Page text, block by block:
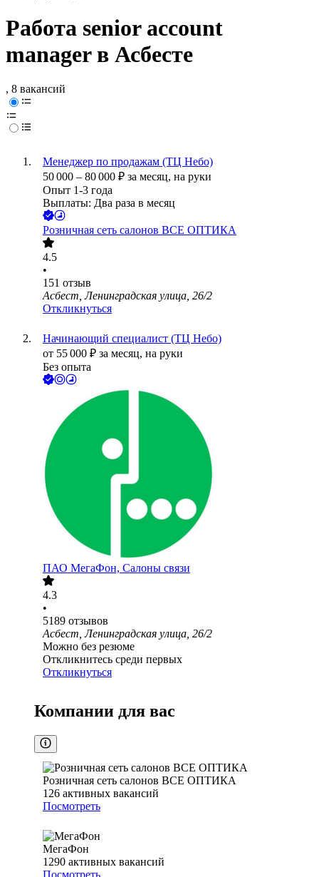
Работа senior account
manager в Асбесте
, 8 вакансий
Менеджер по продажам (ТЦ Небо)
50 000 – 80 000 ₽ за месяц, на руки
Опыт 1-3 года
Выплаты: Два раза в месяц
Розничная сеть салонов ВСЕ ОПТИКА
4.5
•
151 отзыв
Асбест, Ленинградская улица, 26/2
Откликнуться
Начинающий специалист (ТЦ Небо)
от 55 000 ₽ за месяц, на руки
Без опыта
ПАО МегаФон, Салоны связи
4.3
•
5189 отзывов
Асбест, Ленинградская улица, 26/2
Можно без резюме
Откликнитесь среди первых
Откликнуться
Компании для вас
Розничная сеть салонов ВСЕ ОПТИКА
126 активных вакансий
Посмотреть
МегаФон
1290 активных вакансий